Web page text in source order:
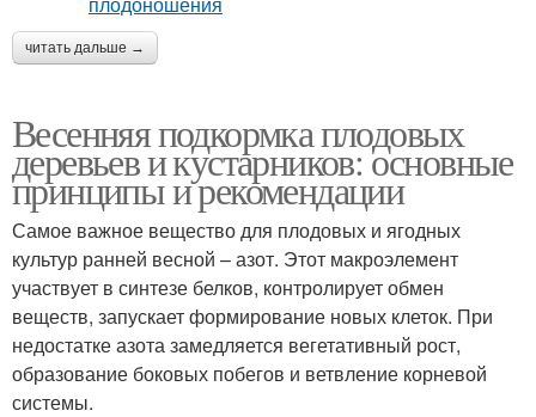
читать дальше →
Весенняя подкормка плодовых
деревьев и кустарников: основные
принципы и рекомендации
Самое важное вещество для плодовых и ягодных
культур ранней весной – азот. Этот макроэлемент
участвует в синтезе белков, контролирует обмен
веществ, запускает формирование новых клеток. При
недостатке азота замедляется вегетативный рост,
образование боковых побегов и ветвление корневой
системы.